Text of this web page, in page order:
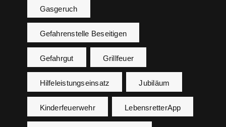
Gasgeruch
Gefahrenstelle Beseitigen
Gefahrgut Grillfeuer
Hilfeleistungseinsatz Jubiläum
Kinderfeuerwehr LebensretterApp